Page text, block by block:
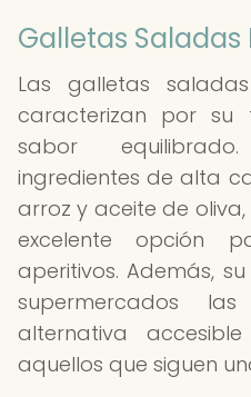
Galletas Saladas
Las galletas
caracterizan por su
sabor
ingredientes de alta
arroz y aceite de
excelente opción
aperitivos. Además,
supermercados
alternativa
aquellos que siguen